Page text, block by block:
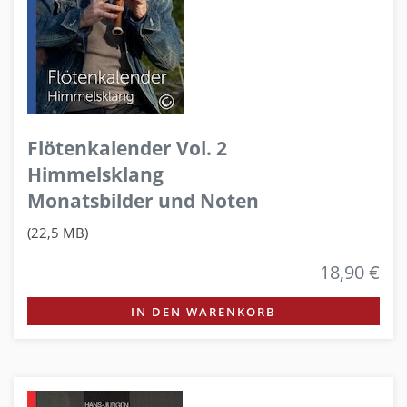
Flötenkalender Vol. 2
Himmelsklang
Monatsbilder und Noten
(22,5 MB)
18,90 €
IN DEN WARENKORB